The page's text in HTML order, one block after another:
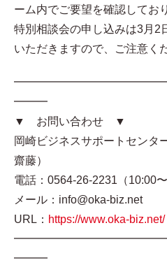
ーム内でご要望を確認してお
特別相談会の申し込みは3月2
いただきますので、ご注意く
━━━
▼ お問い合わせ ▼
岡崎ビジネスサポートセンタ
齋藤）
電話：0564-26-2231（10:00
メール：info@oka-biz.net
URL： https://www.oka-biz.net/
━━━